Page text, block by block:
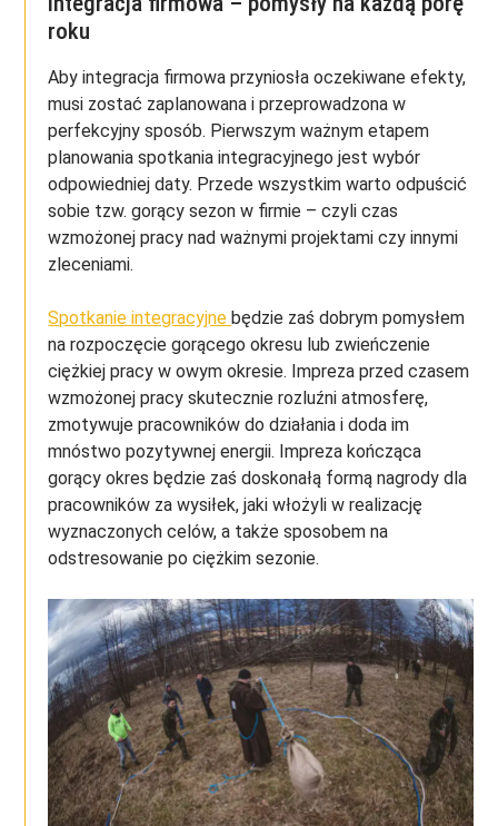
roku
Aby integracja firmowa przyniosła oczekiwane efekty,
musi zostać zaplanowana i przeprowadzona w
perfekcyjny sposób. Pierwszym ważnym etapem
planowania spotkania integracyjnego jest wybór
odpowiedniej daty. Przede wszystkim warto odpuścić
sobie tzw. gorący sezon w firmie – czyli czas
wzmożonej pracy nad ważnymi projektami czy innymi
zleceniami.
Spotkanie integracyjnebędzie zaś dobrym pomysłem
na rozpoczęcie gorącego okresu lub zwieńczenie
ciężkiej pracy w owym okresie. Impreza przed czasem
wzmożonej pracy skutecznie rozluźni atmosferę,
zmotywuje pracowników do działania i doda im
mnóstwo pozytywnej energii. Impreza kończąca
gorący okres będzie zaś doskonałą formą nagrody dla
pracowników za wysiłek, jaki włożyli w realizację
wyznaczonych celów, a także sposobem na
odstresowanie po ciężkim sezonie.